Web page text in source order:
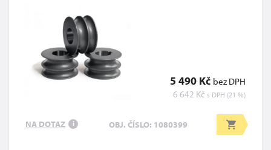
5 490 Kč bez DPH
6 642 Kč s DPH (21 %)
NA DOTAZ i OBJ. ČÍSLO: 1080399